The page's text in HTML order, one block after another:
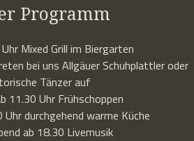
Programm
Mixed Grill im Biergarten
bei uns Allgäuer Schuhplattler oder
Tänzer auf
11.30 Uhr Frühschoppen
Uhr durchgehend warme Küche
ab 18.30 Livemusik